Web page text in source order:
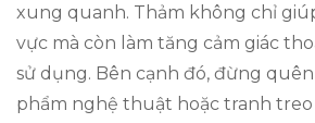
xung quanh. Thảm không chỉ
vực mà còn làm tăng cảm giác
sử dụng. Bên cạnh đó, đừng
phẩm nghệ thuật hoặc tranh